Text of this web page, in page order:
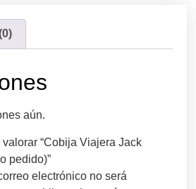
aún.
“Cobija Viajera Jack
pedido)”
electrónico no será